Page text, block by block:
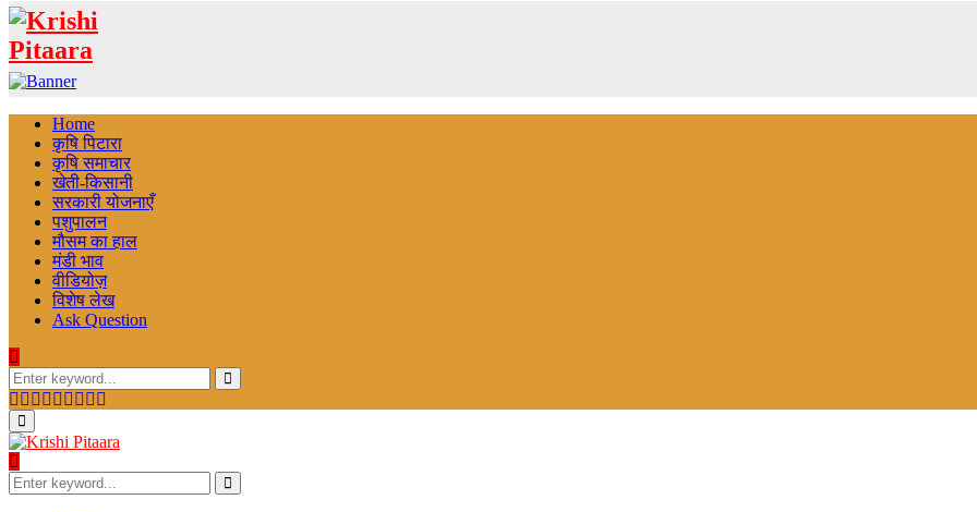
Home
कृषि पिटारा
कृषि समाचार
खेती-किसानी
सरकारी योजनाएँ
पशुपालन
मौसम का हाल
मंडी भाव
वीडियोज़
विशेष लेख
Ask Question
Search
for:
Search
Facebook
Twitter
Instagram
Pinterest
Linkedin
Youtube
Email
Telegram
Primary
Menu
Search
for:
Search